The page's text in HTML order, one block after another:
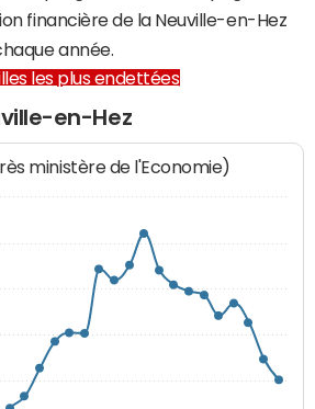
financière de la Neuville-en-Hez
année.
les plus endettées
en-Hez
ministère de l'Economie)